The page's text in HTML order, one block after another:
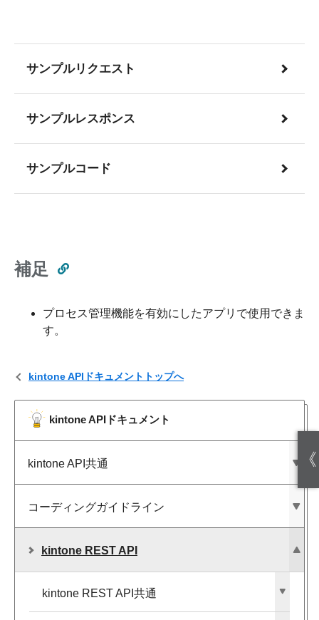
kintone APIドキュメントトップへ
kintone APIドキュメント
kintone API共通
コーディングガイドライン
kintone REST API
kintone REST API共通
サンプルリクエスト
サンプルレスポンス
サンプルコード
補足
プロセス管理機能を有効にしたアプリで使用できま
す。
《